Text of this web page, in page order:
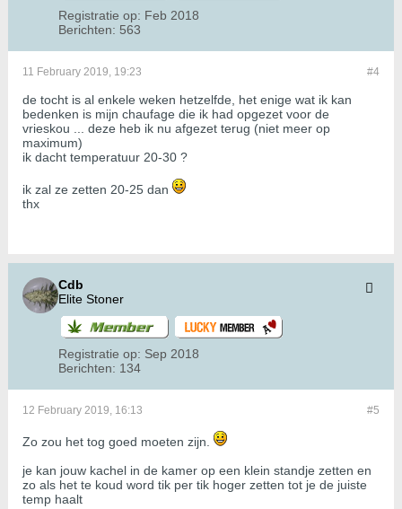
Registratie op: Feb 2018
Berichten: 563
#4
11 February 2019, 19:23
de tocht is al enkele weken hetzelfde, het enige wat ik kan
bedenken is mijn chaufage die ik had opgezet voor de
vrieskou ... deze heb ik nu afgezet terug (niet meer op
maximum)
ik dacht temperatuur 20-30 ?
ik zal ze zetten 20-25 dan
thx
Cdb
Elite Stoner
Registratie op: Sep 2018
Berichten: 134
#5
12 February 2019, 16:13
Zo zou het tog goed moeten zijn.
je kan jouw kachel in de kamer op een klein standje zetten en
zo als het te koud word tik per tik hoger zetten tot je de juiste
temp haalt